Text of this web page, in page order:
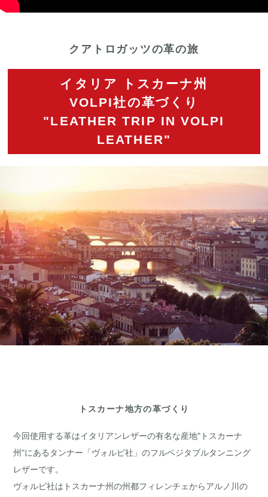
クアトロガッツの革の旅
イタリア トスカーナ州
VOLPI社の革づくり
"LEATHER TRIP IN VOLPI
LEATHER"
トスカーナ地方の革づくり
今回使用する革はイタリアンレザーの有名な産地"トスカーナ
州"にあるタンナー「ヴォルピ社」のフルベジタブルタンニング
レザーです。
ヴォルピ社はトスカーナ州の州都フィレンチェからアルノ川の